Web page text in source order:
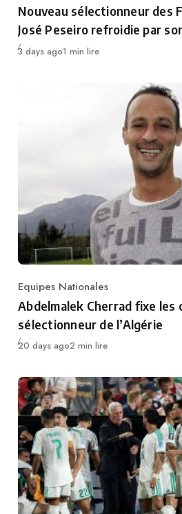
Nouveau sélectionneur des
José Peseiro refroidie par
Publié
3 days ago1 min lire
Category
Equipes Nationales
Abdelmalek Cherrad fixe
sélectionneur de l’Algérie
Publié
20 days ago2 min lire